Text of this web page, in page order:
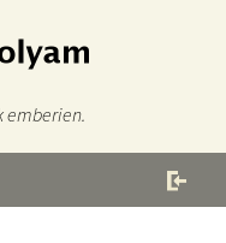
emberien.